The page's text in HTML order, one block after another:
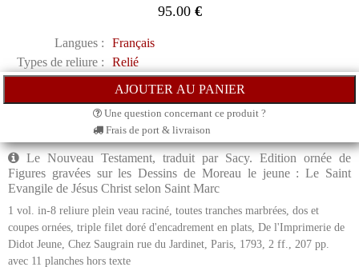
95.00€
Langues :
Français
Types de reliure :
Relié
Une question concernant ce produit ?
Frais de port & livraison
Le Nouveau Testament, traduit par Sacy. Edition ornée de
Figures gravées sur les Dessins de Moreau le jeune : Le Saint
Evangile de Jésus Christ selon Saint Marc
1 vol. in-8 reliure plein veau raciné, toutes tranches marbrées, dos et
coupes ornées, triple filet doré d'encadrement en plats, De l'Imprimerie de
Didot Jeune, Chez Saugrain rue du Jardinet, Paris, 1793, 2 ff., 207 pp.
avec 11 planches hors texte